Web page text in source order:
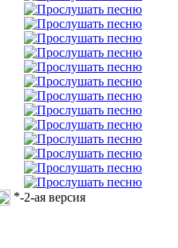
*-2-ая версия